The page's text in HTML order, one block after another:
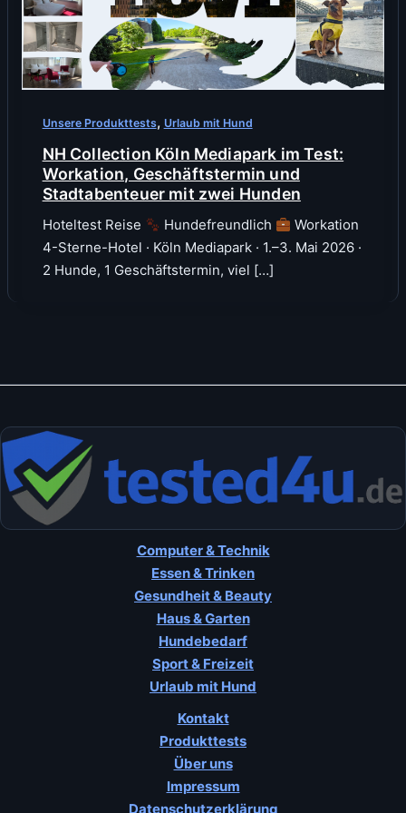
Unsere Produkttests, Urlaub mit Hund
NH Collection Köln Mediapark im Test:
Workation, Geschäftstermin und
Stadtabenteuer mit zwei Hunden
Hoteltest Reise Hundefreundlich
Workation
4-Sterne-Hotel · Köln Mediapark · 1.–3. Mai 2026 ·
2 Hunde, 1 Geschäftstermin, viel […]
Computer & Technik
Essen & Trinken
Gesundheit & Beauty
Haus & Garten
Hundebedarf
Sport & Freizeit
Urlaub mit Hund
Kontakt
Produkttests
Über uns
Impressum
Datenschutzerklärung